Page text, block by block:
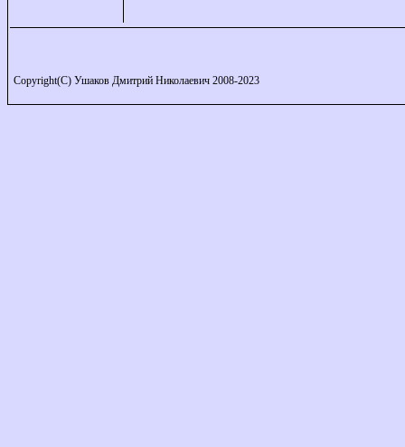
Copyright(C) Ушаков Дмитрий Николаевич 2008-2023